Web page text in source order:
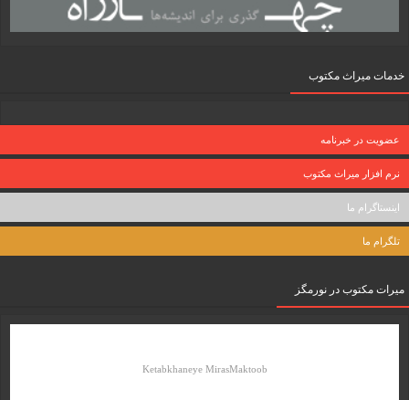
خدمات میراث مکتوب
عضویت در خبرنامه
نرم افزار میراث مکتوب
اینستاگرام ما
تلگرام ما
میرات مکتوب در نورمگز
Ketabkhaneye MirasMaktoob